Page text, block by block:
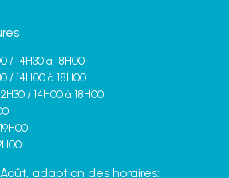
/ 14H30 à 18H00
/ 14H00 à 18H00
/ 14H00 à 18H00
adaption des horaires: